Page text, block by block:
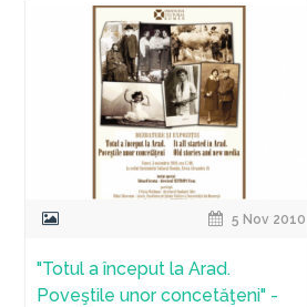
5 Nov 2010
"Totul a început la Arad.
Poveştile unor concetăţeni" -